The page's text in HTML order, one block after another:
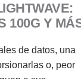
100G Y
de datos, una
o, peor